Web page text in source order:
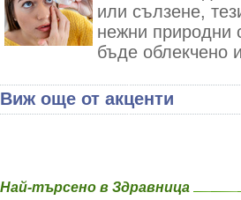
или сълзене,
нежни природни
бъде облекчено
Виж още от акценти
Най-търсено в Здравница